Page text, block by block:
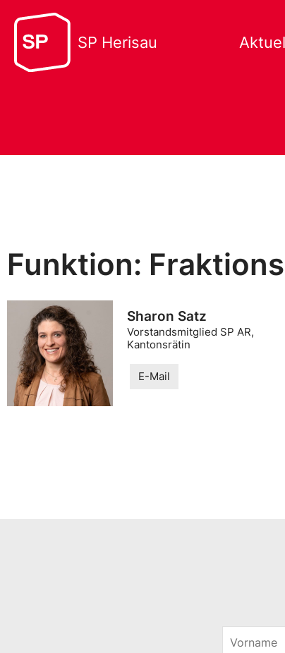
SP Herisau
Funktion:
Sharon Satz
Vorstandsmitglied SP AR,
Kantonsrätin
E-Mail